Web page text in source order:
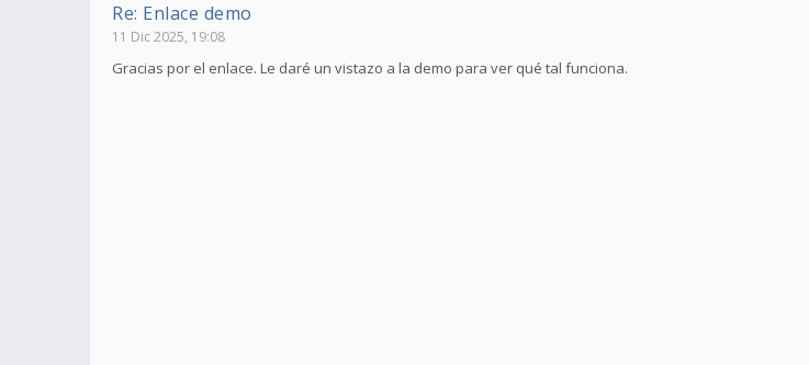
Re: Enlace demo
11 Dic 2025, 19:08
Gracias por el enlace. Le daré un vistazo a la demo para ver qué tal funciona.